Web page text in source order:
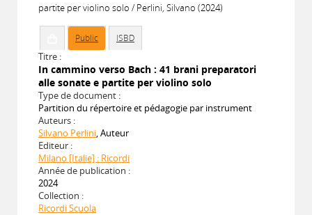
partite per violino solo / Perlini, Silvano (2024)
Public ISBD
Titre :
In cammino verso Bach : 41 brani preparatori
alle sonate e partite per violino solo
Type de document :
Partition du répertoire et pédagogie par instrument
Auteurs :
Silvano Perlini, Auteur
Editeur :
Milano [Italie] : Ricordi
Année de publication :
2024
Collection :
Ricordi Scuola